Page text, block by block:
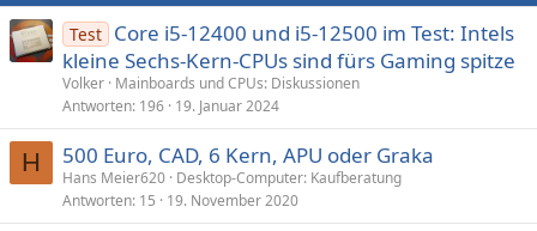
Test Core i5-12400 und i5-12500 im Test: Intels
kleine Sechs-Kern-CPUs sind fürs Gaming spitze
Volker Mainboards und CPUs: Diskussionen
Antworten 196 19. Januar 2024
H 500 Euro, CAD, 6 Kern, APU oder Graka
Hans Meier620 Desktop-Computer: Kaufberatung
Antworten 15 19. November 2020